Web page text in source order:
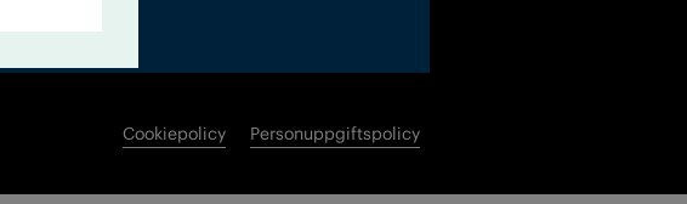
Cookiepolicy Personuppgiftspolicy